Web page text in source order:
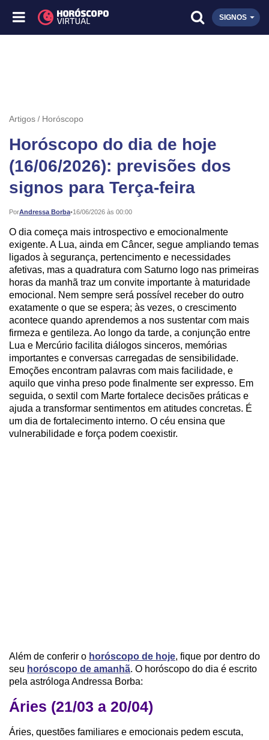
SIGNOS
Artigos Horóscopo
Horóscopo do dia de hoje
(16/06/2026): previsões dos
signos para Terça-feira
PorAndressa Borba•
Publicado: 16/06/2026 às 00:00
O dia começa mais introspectivo e emocionalmente
exigente. A Lua, ainda em Câncer, segue ampliando temas
ligados à segurança, pertencimento e necessidades
afetivas, mas a quadratura com Saturno logo nas primeiras
horas da manhã traz um convite importante à maturidade
emocional. Nem sempre será possível receber do outro
exatamente o que se espera; às vezes, o crescimento
acontece quando aprendemos a nos sustentar com mais
firmeza e gentileza. Ao longo da tarde, a conjunção entre
Lua e Mercúrio facilita diálogos sinceros, memórias
importantes e conversas carregadas de sensibilidade.
Emoções encontram palavras com mais facilidade, e
aquilo que vinha preso pode finalmente ser expresso. Em
seguida, o sextil com Marte fortalece decisões práticas e
ajuda a transformar sentimentos em atitudes concretas. É
um dia de fortalecimento interno. O céu ensina que
vulnerabilidade e força podem coexistir.
Além de conferir o horóscopo de hoje, fique por dentro do
seu horóscopo de amanhã. O horóscopo do dia é escrito
pela astróloga Andressa Borba:
Áries (21/03 a 20/04)
Áries, questões familiares e emocionais pedem escuta,